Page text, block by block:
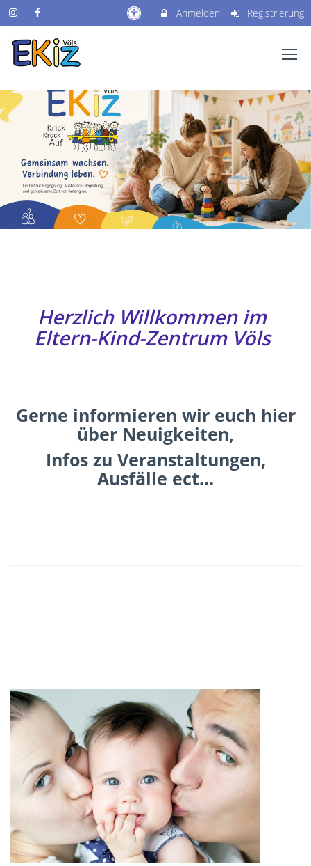
Anmelden Registrierung
Herzlich Willkommen im
Eltern-Kind-Zentrum Völs
Gerne informieren wir euch hier
über Neuigkeiten,
Infos zu Veranstaltungen,
Ausfälle ect...